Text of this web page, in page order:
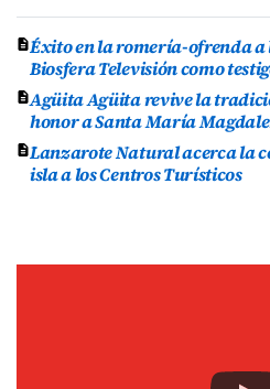
Éxito en la romería-ofrenda a
Biosfera Televisión como
Agüita Agüita revive la
honor a Santa María
Lanzarote Natural acerca la
isla a los Centros Turísticos